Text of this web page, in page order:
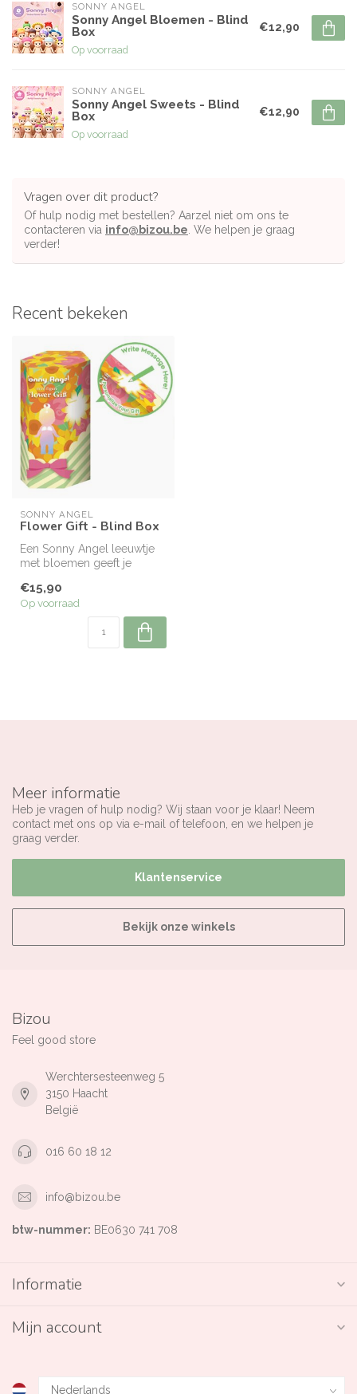
SONNY ANGEL
Sonny Angel Bloemen - Blind
Box
Op voorraad
€12,90
SONNY ANGEL
Sonny Angel Sweets - Blind
Box
Op voorraad
€12,90
Vragen over dit product?
Of hulp nodig met bestellen? Aarzel niet om ons te
contacteren via info@bizou.be . We helpen je graag
verder!
Recent bekeken
SONNY ANGEL
Flower Gift - Blind Box
Een Sonny Angel leeuwtje
met bloemen geeft je
€15,90
Op voorraad
Meer informatie
Heb je vragen of hulp nodig? Wij staan voor je klaar! Neem
contact met ons op via e-mail of telefoon, en we helpen je
graag verder.
Klantenservice
Bekijk onze winkels
Bizou
Feel good store
Werchtersesteenweg 5
3150 Haacht
België
016 60 18 12
info@bizou.be
btw-nummer: BE0630 741 708
Informatie
Mijn account